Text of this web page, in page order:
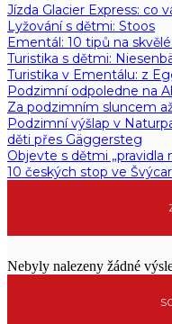
Jízda Glacier Express: co
Lyžování s dětmi: Stoos
Ementál: 10 tipů na
Turistika s dětmi:
Turistika v Ementálu: z
Podzimní odpoledne na
Za podzimním sluncem
Podzimní výšlap v
děti přes Gäggersteg
Objevte s dětmi „pravidla
10 českých stop ve
Nebyly nalezeny žádné